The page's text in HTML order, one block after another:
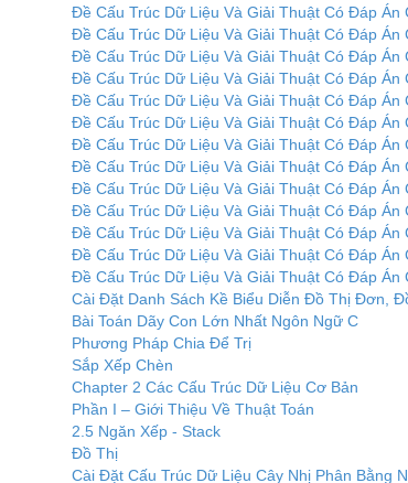
Đề Cấu Trúc Dữ Liệu Và Giải Thuật Có Đáp
Đề Cấu Trúc Dữ Liệu Và Giải Thuật Có Đáp
Đề Cấu Trúc Dữ Liệu Và Giải Thuật Có Đáp
Đề Cấu Trúc Dữ Liệu Và Giải Thuật Có Đáp
Đề Cấu Trúc Dữ Liệu Và Giải Thuật Có Đáp
Đề Cấu Trúc Dữ Liệu Và Giải Thuật Có Đáp
Đề Cấu Trúc Dữ Liệu Và Giải Thuật Có Đáp
Đề Cấu Trúc Dữ Liệu Và Giải Thuật Có Đáp Án
Đề Cấu Trúc Dữ Liệu Và Giải Thuật Có Đáp
Đề Cấu Trúc Dữ Liệu Và Giải Thuật Có Đáp
Đề Cấu Trúc Dữ Liệu Và Giải Thuật Có Đáp
Đề Cấu Trúc Dữ Liệu Và Giải Thuật Có Đáp
Đề Cấu Trúc Dữ Liệu Và Giải Thuật Có Đáp
Cài Đặt Danh Sách Kề Biểu Diễn Đồ Thị Đơn,
Bài Toán Dãy Con Lớn Nhất Ngôn Ngữ C
Phương Pháp Chia Để Trị
Sắp Xếp Chèn
Chapter 2 Các Cấu Trúc Dữ Liệu Cơ Bản
Phần I – Giới Thiệu Về Thuật Toán
2.5 Ngăn Xếp ‐ Stack
Đồ Thị
Cài Đặt Cấu Trúc Dữ Liệu Cây Nhị Phân Bằng